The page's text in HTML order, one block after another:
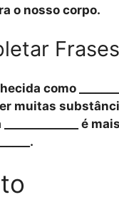
o nosso corpo.
Frases
como
muitas
é